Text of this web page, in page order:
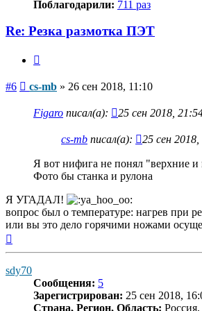
Поблагодарили: 711 раз
Re: Резка размотка ПЭТ
#6 Сообщение
cs-mb » 26 сен 2018, 11:10
Figaro писал(а): 25 сен 2018,
cs-mb писал(а): 25 сен
Я вот нифига не понял "верхние
Фото бы станка и рулона
Я УГАДАЛ!
вопрос был о температуре: нагрев при
или вы это дело горячими ножами
sdy70
Сообщения: 5
Зарегистрирован: 25 сен 2018,
Страна, Регион, Область: